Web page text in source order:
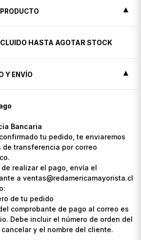
HASTA AGOTAR STOCK
Y ENVÍO
Bancaria
tu pedido, te enviaremos
de transferencia por correo
de realizar el pago, envía el
a ventas@redamericamayorista.cl
de tu pedido
comprobante de pago al correo es
Debe incluir el número de orden del
y el nombre del cliente.